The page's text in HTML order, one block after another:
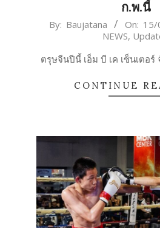
ก.พ.นี้
2026-
By: Baujatana On: 15/
NEWS,
ตรุษจีนปีนี้ เอ็ม บี เค เซ็นเตอร์
CONTINUE